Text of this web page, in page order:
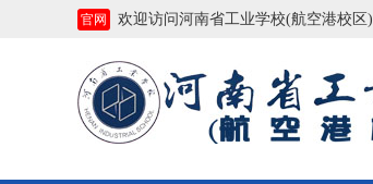
官网 欢迎访问河南省工业学校(航空港校区)